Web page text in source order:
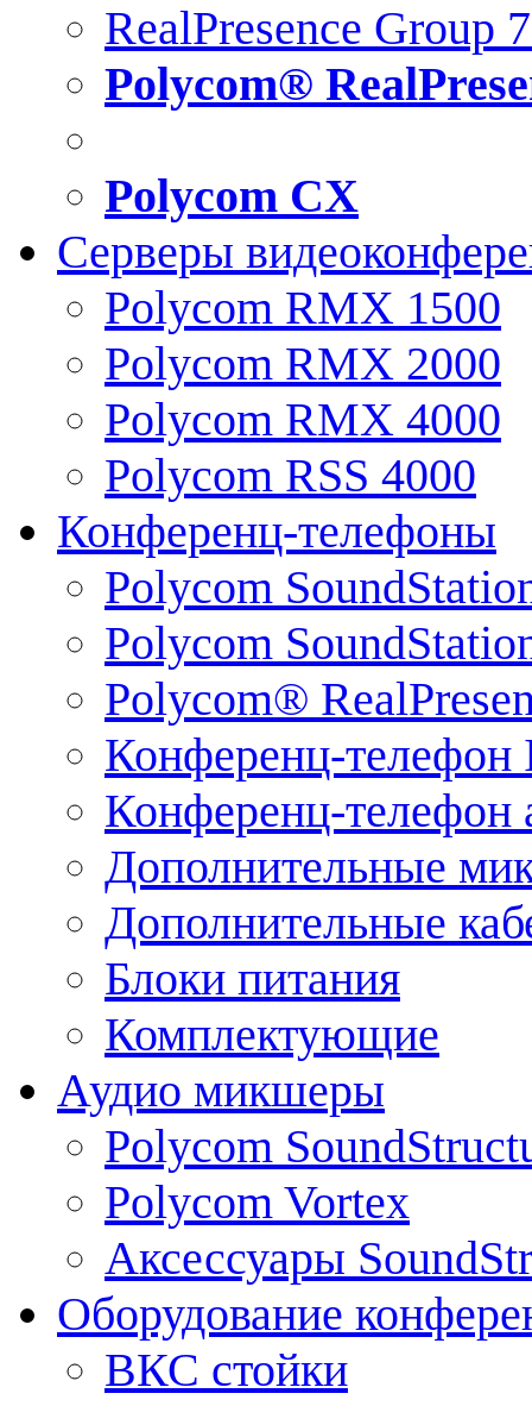
RealPresence Group
Polycom®
Polycom CX
Серверы
Polycom RMX 1500
Polycom RMX 2000
Polycom RMX 4000
Polycom RSS 4000
Конференц-телефоны
Polycom
Polycom
Polycom®
Конференц-телефон
Конференц-телефон
Дополнительные
Дополнительные
Блоки питания
Комплектующие
Аудио микшеры
Polycom
Polycom Vortex
Аксессуары
Оборудование
ВКС стойки